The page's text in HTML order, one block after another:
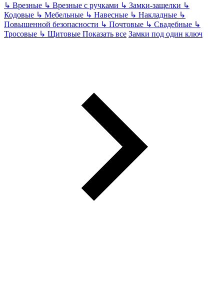
↳ Врезные ↳ Врезные с ручками ↳ Замки-защелки ↳
Кодовые ↳ Мебельные ↳ Навесные ↳ Накладные ↳
Повышенной безопасности ↳ Почтовые ↳ Свадебные ↳
Тросовые ↳ Щитовые Показать все Замки под один ключ